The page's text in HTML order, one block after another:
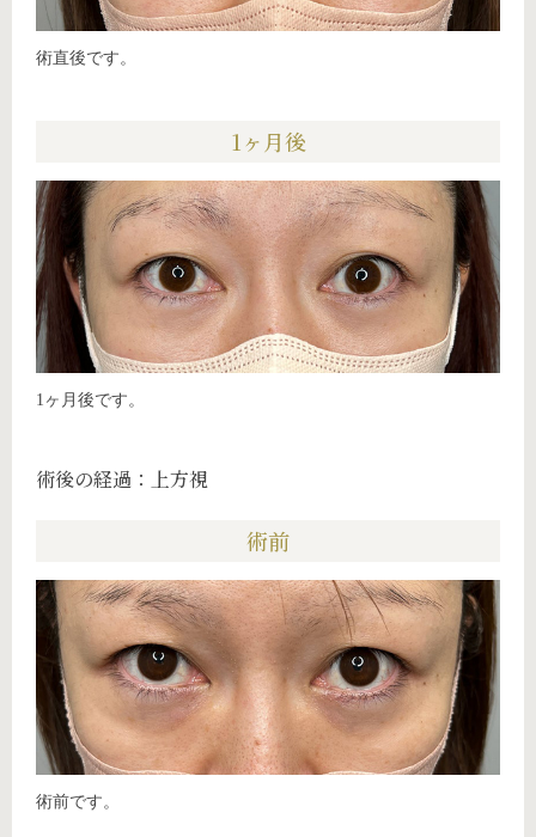
術直後です。
1ヶ月後
1ヶ月後です。
術後の経過：上方視
術前
術前です。